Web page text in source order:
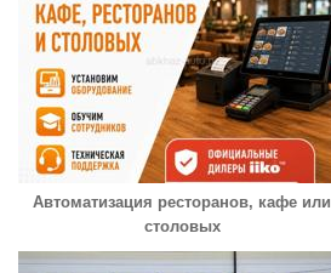
Автоматизация ресторанов, кафе или
столовых